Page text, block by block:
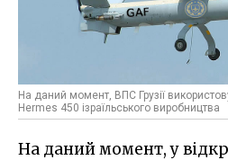
На даний момент, ВПС Грузії
Hermes 450 ізраїльського виробництва
На даний момент, у